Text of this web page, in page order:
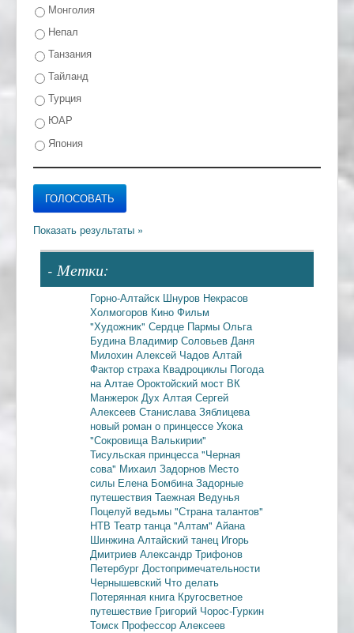
Монголия
Непал
Танзания
Тайланд
Турция
ЮАР
Япония
- Метки:
Горно-Алтайск Шнуров Некрасов
Холмогоров Кино Фильм
"Художник" Сердце Пармы Ольга
Будина Владимир Соловьев Даня
Милохин Алексей Чадов Алтай
Фактор страха Квадроциклы Погода
на Алтае Ороктойский мост ВК
Манжерок Дух Алтая Сергей
Алексеев Станислава Зяблицева
новый роман о принцессе Укока
"Сокровища Валькирии"
Тисульская принцесса "Черная
сова" Михаил Задорнов Место
силы Елена Бомбина Задорные
путешествия Таежная Ведунья
Поцелуй ведьмы "Страна талантов"
НТВ Театр танца "Алтам" Айана
Шинжина Алтайский танец Игорь
Дмитриев Александр Трифонов
Петербург Достопримечательности
Чернышевский Что делать
Потерянная книга Кругосветное
путешествие Григорий Чорос-Гуркин
Томск Профессор Алексеев